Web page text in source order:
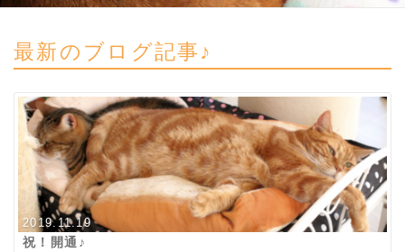
最新のブログ記事♪
2019.11.19
祝！開通♪